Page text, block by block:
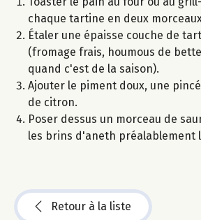
chaque tartine en deux
Étaler une épaisse couche de
(fromage frais, houmous de
quand c'est de la saison).
Ajouter le piment doux, une
de citron.
Poser dessus un morceau de
les brins d'aneth préalablement
Retour à la liste